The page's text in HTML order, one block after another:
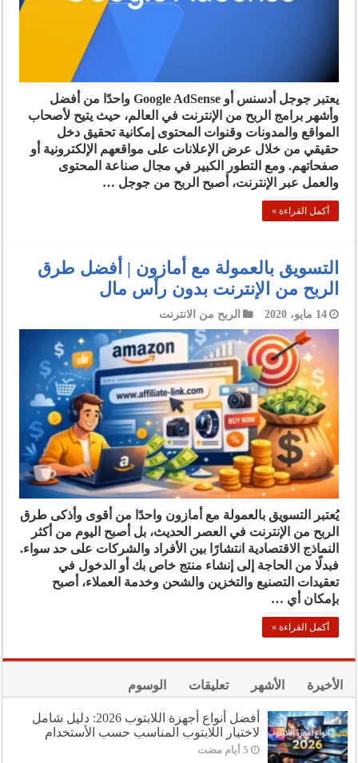
يعتبر جوجل أدسنس أو Google AdSense واحدًا من أفضل
وأشهر برامج الربح من الإنترنت في العالم، حيث يتيح لأصحاب
المواقع والمدونات وقنوات المحتوى إمكانية تحقيق دخل
حقيقي من خلال عرض الإعلانات على مواقعهم الإلكترونية أو
صفحاتهم. ومع التطور الكبير في مجال صناعة المحتوى
والعمل عبر الإنترنت، أصبح الربح من جوجل …
أكمل القراءة »
التسويق بالعمولة مع أمازون | أفضل طرق
الربح من الإنترنت بدون رأس مال
14 مايو، 2020 الربح من الانترنت
يُعتبر التسويق بالعمولة مع أمازون واحدًا من أقوى وأذكى طرق
الربح من الإنترنت في العصر الحديث، بل أصبح اليوم من أكثر
النماذج الاقتصادية انتشارًا بين الأفراد والشركات على حد سواء.
فبدلًا من الحاجة إلى إنشاء منتج خاص بك أو الدخول في
تعقيدات التصنيع والتخزين والشحن وخدمة العملاء، أصبح
بإمكان أي …
أكمل القراءة »
الأخيرة الأشهر تعليقات الوسوم
أفضل أنواع أجهزة اللابتوب 2026: دليل شامل
لاختيار اللابتوب المناسب حسب الأستخدام